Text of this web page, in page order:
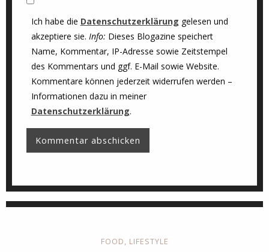
Ich habe die Datenschutzerklärung gelesen und
akzeptiere sie. Info: Dieses Blogazine speichert
Name, Kommentar, IP-Adresse sowie Zeitstempel
des Kommentars und ggf. E-Mail sowie Website.
Kommentare können jederzeit widerrufen werden –
Informationen dazu in meiner
Datenschutzerklärung.
FOOD, LIFESTYLE